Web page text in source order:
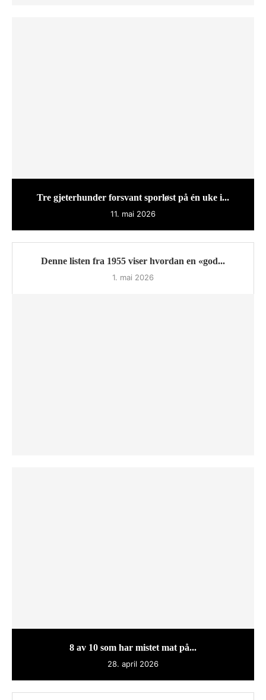
Tre gjeterhunder forsvant sporløst på én uke i...
11. mai 2026
Denne listen fra 1955 viser hvordan en «god...
1. mai 2026
8 av 10 som har mistet mat på...
28. april 2026